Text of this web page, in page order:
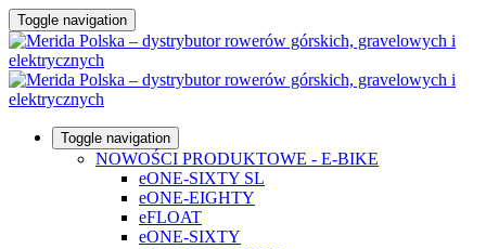
Toggle navigation
Toggle navigation
NOWOŚCI PRODUKTOWE - E-BIKE
eONE-SIXTY SL
eONE-EIGHTY
eFLOAT
eONE-SIXTY